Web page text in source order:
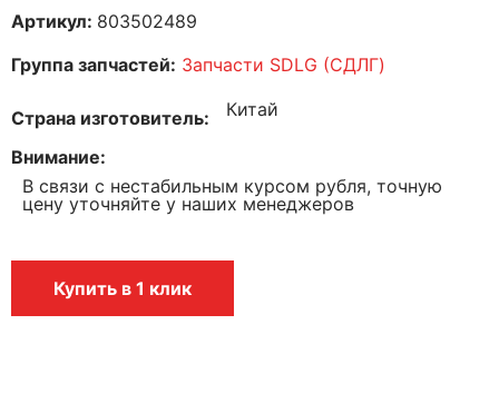
Артикул: 803502489
Группа запчастей: Запчасти SDLG (СДЛГ)
Страна изготовитель Китай
Внимание
В связи с нестабильным курсом рубля, точную
цену уточняйте у наших менеджеров
Купить в 1 клик